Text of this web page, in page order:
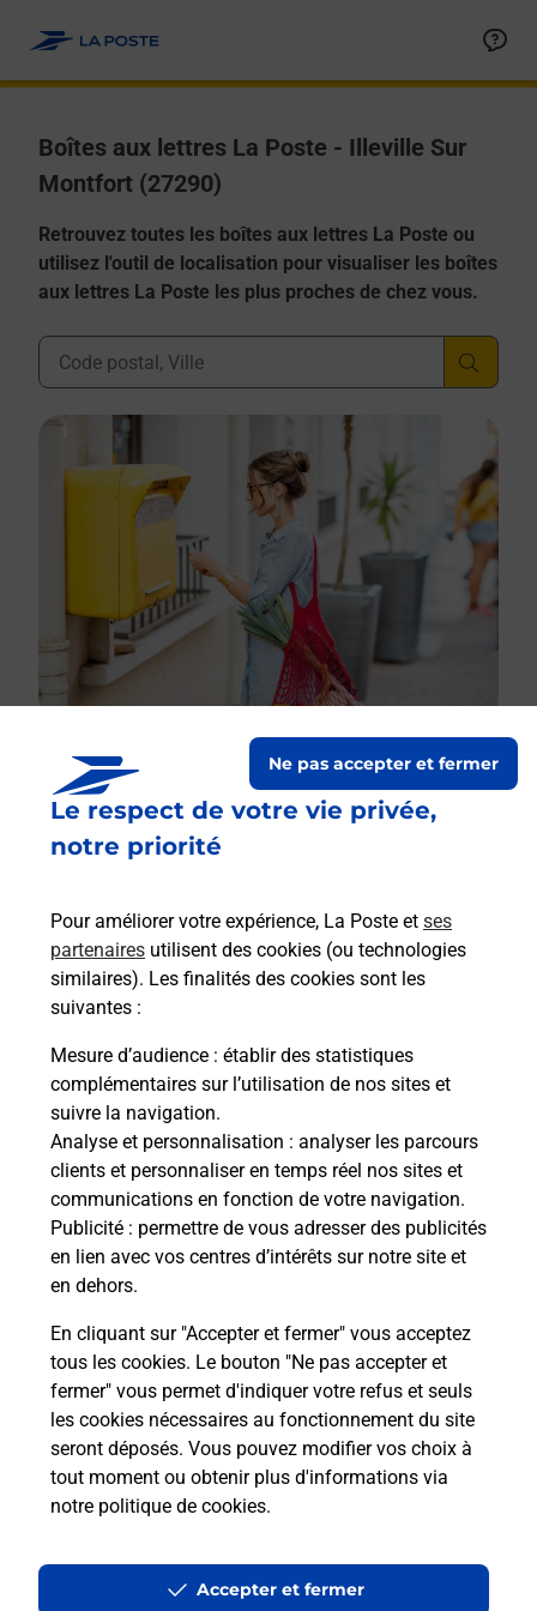
Le respect de votre vie privée,
notre priorité
Pour améliorer votre expérience, La Poste et ses
partenaires utilisent des cookies (ou technologies
similaires). Les finalités des cookies sont les
suivantes :
Mesure d’audience : établir des statistiques
complémentaires sur l’utilisation de nos sites et
suivre la navigation.
Analyse et personnalisation : analyser les parcours
clients et personnaliser en temps réel nos sites et
communications en fonction de votre navigation.
Publicité : permettre de vous adresser des publicités
en lien avec vos centres d’intérêts sur notre site et
en dehors.
En cliquant sur "Accepter et fermer" vous acceptez
tous les cookies. Le bouton "Ne pas accepter et
fermer" vous permet d'indiquer votre refus et seuls
les cookies nécessaires au fonctionnement du site
seront déposés. Vous pouvez modifier vos choix à
tout moment ou obtenir plus d'informations via
notre politique de cookies.
Ne pas accepter et fermer
Accepter et fermer
Boîtes aux lettres La Poste - Illeville Sur
Montfort (27290)
Retrouvez toutes les boîtes aux lettres La Poste ou
utilisez l'outil de localisation pour visualiser les boîtes
aux lettres La Poste les plus proches de chez vous.
Ville, Département, Code Postal
Boîte aux lettres La Poste
56 Rue De La Goupillerie
27290 Illeville Sur Montfort
Le lien s'ouvre dans un nouvel onglet
Boîte aux lettres La Poste
Collecte du courrier aujourd'hui à 09h00
6 Place De L Eglise
27290 Illeville Sur Montfort
Le lien s'ouvre dans un nouvel onglet
Localiser Liste Boîtes aux lettres Eure Illeville Sur Montfort
Accessibilité : partiellement conforme